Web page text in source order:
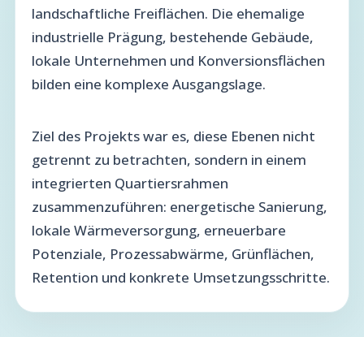
landschaftliche Freiflächen. Die ehemalige
industrielle Prägung, bestehende Gebäude,
lokale Unternehmen und Konversionsflächen
bilden eine komplexe Ausgangslage.
Ziel des Projekts war es, diese Ebenen nicht
getrennt zu betrachten, sondern in einem
integrierten Quartiersrahmen
zusammenzuführen: energetische Sanierung,
lokale Wärmeversorgung, erneuerbare
Potenziale, Prozessabwärme, Grünflächen,
Retention und konkrete Umsetzungsschritte.